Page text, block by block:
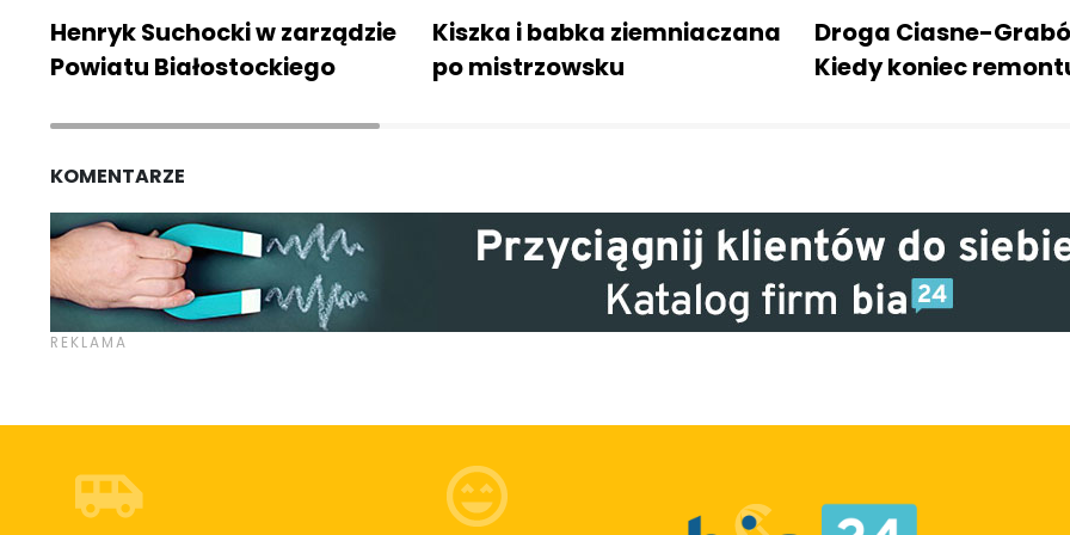
Henryk Suchocki w zarządzie
Powiatu Białostockiego
Kiszka i babka ziemniaczana
po mistrzowsku
Droga Ciasne-
Kiedy koniec
KOMENTARZE